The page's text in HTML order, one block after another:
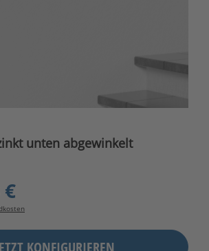
unten abgewinkelt
€
KONFIGURIEREN